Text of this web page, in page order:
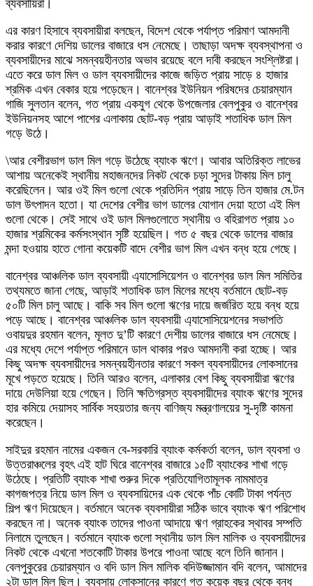
ব্যবসায়িরা।
এর কারণ হিসাবে ব্যবসায়ীরা বলছেন, বিদেশ থেকে পর্যাপ্ত পরিমাণ আমদানী
করার কারণে দেশিয় ডালের বাজারে ধস নেমেছে। তাছাড়া অদক্ষ ব্যবস্থাপনা ও
ব্যবসায়ীদের মাঝে সমন্বয়হীনতার অভাব রয়েছে বলে দাবী করছেন সংশ্লিষ্টরা।
এতে করে ডাল মিল ও ডাল ব্যবসায়ীদের কাজে জড়িত প্রায় সাড়ে ৪ হাজার
শ্রমিক এখন বেকার হয়ে পড়েছেন। বানেশ্বর ইউনিয়ন পরিষদের চেয়ারম্যান
গাজি সুলতান বলেন, গত প্রায় একযুগ থেকে উপজেলার বেলপুকুর ও বানেশ্বর
ইউনিয়নসহ আশে পাশের এলাকায় ছোট-বড় প্রায় আড়াই শতাধিক ডাল মিল
গড়ে উঠে।
\আর বেশীরভাগ ডাল মিল গড়ে উঠেছে ব্যাংক ঋণে। আবার অতিরিক্ত লাভের
আশায় অনেকেই স্থানীয় মহাজনদের নিকট থেকে চড়া সুদের টাকায় মিল চালু
করেছিলেন। আর ওই মিল গুলো থেকে প্রতিদিন প্রায় সাড়ে তিন হাজার মে.টন
ডাল উৎপাদন হতো। যা দেশের বেশীর ভাগ ডালের যোগান দেয়া হতো এই মিল
গুলো থেকে। সেই সাথে ওই ডাল মিলগুলোতে স্থানীয় ও বহিরাগত প্রায় ১০
হাজার শ্রমিকের কর্মসংস্থান সৃষ্টি হয়েছিল। গত ৫ বছর থেকে ডালের বাজার
মন্দা হওয়ায় হাতে গোনা কয়েকটি বাদে বেশীর ভাগ মিল এখন বন্ধ হয়ে গেছে।
বানেশ্বর আঞ্চলিক ডাল ব্যবসায়ী এ্যাসোসিয়েশন ও বানেশ্বর ডাল মিল সমিতির
তথ্যমতে জানা গেছে, আড়াই শতাধিক ডাল মিলের মধ্যে বর্তমানে ছোট-বড়
৫০টি মিল চালু আছে। বাকি সব মিল গুলো ঋণের দায়ে জর্জরিত হয়ে বন্ধ হয়ে
পড়ে আছে। বানেশ্বর আঞ্চলিক ডাল ব্যবসায়ী এ্যাসোসিয়েশনের সভাপতি
ওবায়দুর রহমান বলেন, মূলত দু’টি কারণে দেশীয় ডালের বাজারে ধস নেমেছে।
এর মধ্যে দেশে পর্যাপ্ত পরিমানে ডাল থাকার পরও আমদানী করা হচ্ছে। আর
কিছু অদক্ষ ব্যবসায়ীদের সমন্বয়হীনতার কারণে সকল ব্যবসায়ীদের লোকসানের
মূখে পড়তে হয়েছে। তিনি আরও বলেন, এলাকার বেশ কিছু ব্যবসায়ীরা ঋণের
দায়ে দেউলিয়া হয়ে গেছেন। তিনি ক্ষতিগ্রস্ত ব্যবসায়ীদের ব্যাংক ঋণের সুদের
হার কমিয়ে দেয়াসহ সার্বিক সহয়তার জন্য বাণিজ্য মন্ত্রণালয়ের সু-দৃষ্টি কামনা
করেছেন।
সাইদুর রহমান নামের একজন বে-সরকারি ব্যাংক কর্মকর্তা বলেন, ডাল ব্যবসা ও
উত্তরাঞ্চলের বৃহৎ এই হাট ঘিরে বানেশ্বর বাজারে ১৫টি ব্যাংকের শাখা গড়ে
উঠেছে। প্রতিটি ব্যাংক শাখা শুরুর দিকে প্রতিযোগিতামূলক নামমাত্র
কাগজপত্র নিয়ে ডাল মিল ও ব্যবসায়িদের এক থেকে পাঁচ কোটি টাকা পর্যন্ত
শিল্প ঋণ দিয়েছেন। বর্তমানে অনেক ব্যবসায়ীরা সঠিক ভাবে ব্যাংক ঋণ পরিশোধ
করছেন না। অনেক ব্যাংক তাদের পাওনা আদায়ে ঋণ গ্রাহকের স্থাবর সম্পতি
নিলামে তুলছেন। বর্তমানে ব্যাংক গুলো স্থানীয় ডাল মিল মালিক ও ব্যবসায়ীদের
নিকট থেকে এখনো শতকোটি টাকার উপরে পাওনা আছে বলে তিনি জানান।
বেলপুকুরের চেয়ারম্যান ও বদি ডাল মিল মালিক বদিউজ্জামান বদি বলেন, আমাদের
২টা ডাল মিল ছিল। ব্যবসায় লোকসানের কারণে গত কয়েক বছর থেকে বন্ধ